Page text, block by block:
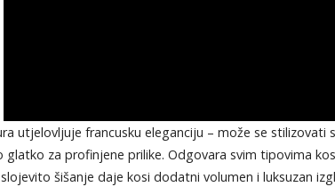
utjelovljuje francusku eleganciju – može se
glatko za profinjene prilike. Odgovara svim tipovima
šišanje daje kosi dodatni volumen i luksuzan